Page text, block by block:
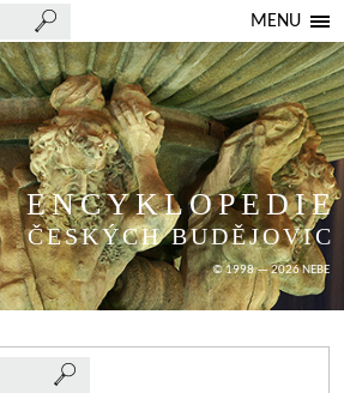
MENU
ENCYKLOPEDIE
ČESKÝCH BUDĚJOVIC
© 1998 — 2026 NEBE